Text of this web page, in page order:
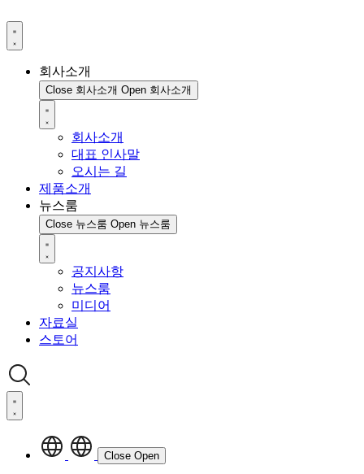
회사소개
Close 회사소개 Open 회사소개
회사소개
대표 인사말
오시는 길
제품소개
뉴스룸
Close 뉴스룸 Open 뉴스룸
공지사항
뉴스룸
미디어
자료실
스토어
Close Open